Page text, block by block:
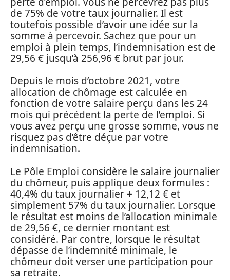
de 75% de votre taux journalier. Il est
toutefois possible d’avoir une idée sur la
somme à percevoir. Sachez que pour un
emploi à plein temps, l’indemnisation est de
29,56 € jusqu’à 256,96 € brut par jour.
Depuis le mois d’octobre 2021, votre
allocation de chômage est calculée en
fonction de votre salaire perçu dans les 24
mois qui précédent la perte de l’emploi. Si
vous avez perçu une grosse somme, vous ne
risquez pas d’être déçue par votre
indemnisation.
Le Pôle Emploi considère le salaire journalier
du chômeur, puis applique deux formules :
40,4% du taux journalier + 12,12 € et
simplement 57% du taux journalier. Lorsque
le résultat est moins de l’allocation minimale
de 29,56 €, ce dernier montant est
considéré. Par contre, lorsque le résultat
dépasse de l’indemnité minimale, le
chômeur doit verser une participation pour
sa retraite.